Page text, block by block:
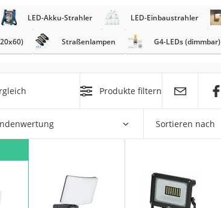
LED-Akku-Strahler LED-Einbaustrahler
Straßenlampen G4-LEDs (dimmbar)
Produkte filtern
Sortieren nach